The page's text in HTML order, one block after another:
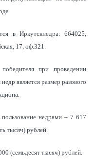
в Иркутскнедра: 664025,
17, оф.321.
при проведении
является размер разового
недрами – 7 617
тысяч) рублей.
(семьдесят тысяч) рублей.